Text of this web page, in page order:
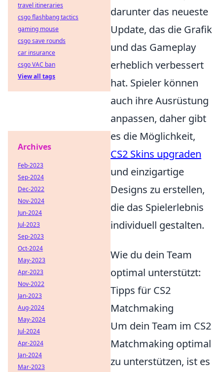
darunter das neueste
Update, das die Grafik
und das Gameplay
erheblich verbessert
hat. Spieler können
auch ihre Ausrüstung
anpassen, daher gibt
es die Möglichkeit,
CS2 Skins upgraden
und einzigartige
Designs zu erstellen,
die das Spielerlebnis
individuell gestalten.
Wie du dein Team
optimal unterstützt:
Tipps für CS2
Matchmaking
Um dein Team im CS2
Matchmaking optimal
zu unterstützen, ist es
travel itineraries
csgo flashbang tactics
gaming mouse
csgo save rounds
car insurance
csgo VAC ban
View all tags
Archives
Feb-2023
Sep-2024
Dec-2022
Nov-2024
Jun-2024
Jul-2023
Sep-2023
Oct-2024
May-2023
Apr-2023
Nov-2022
Jan-2023
Aug-2024
May-2024
Jul-2024
Apr-2024
Jan-2024
Mar-2023